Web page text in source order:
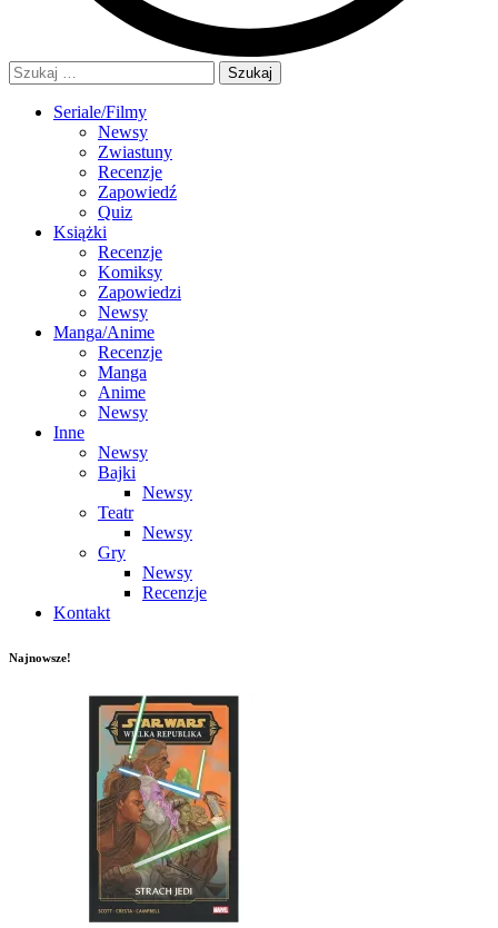
Szukaj:
Seriale/Filmy
Newsy
Zwiastuny
Recenzje
Zapowiedź
Quiz
Książki
Recenzje
Komiksy
Zapowiedzi
Newsy
Manga/Anime
Recenzje
Manga
Anime
Newsy
Inne
Newsy
Bajki
Newsy
Teatr
Newsy
Gry
Newsy
Recenzje
Kontakt
Najnowsze!